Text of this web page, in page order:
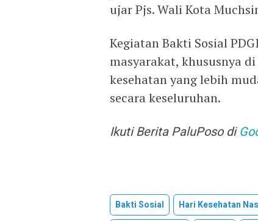
ujar Pjs. Wali Kota
Kegiatan Bakti Sosial
masyarakat, khususnya
kesehatan yang lebih
secara keseluruhan.
Ikuti Berita PaluPoso di
Bakti Sosial Hari Kesehatan